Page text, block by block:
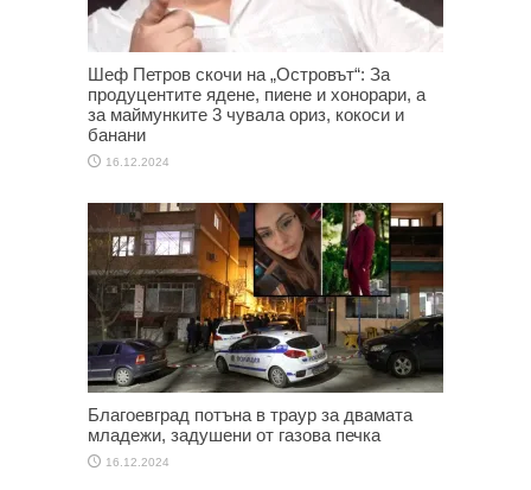
Шеф Петров скочи на „Островът“: За
продуцентите ядене, пиене и хонорари, а
за маймунките 3 чувала ориз, кокоси и
банани
16.12.2024
Благоевград потъна в траур за двамата
младежи, задушени от газова печка
16.12.2024